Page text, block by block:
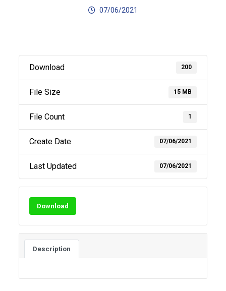
07/06/2021
Download 200
File Size 15 MB
File Count 1
Create Date 07/06/2021
Last Updated 07/06/2021
Download
Description